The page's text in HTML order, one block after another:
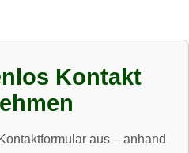
Kontakt
aus – anhand